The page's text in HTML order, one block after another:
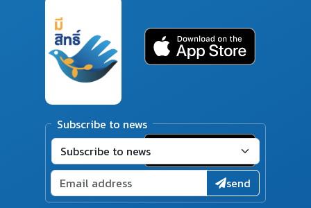
Subscribe to news
send